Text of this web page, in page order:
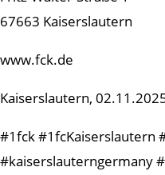
67663 Kaiserslautern
www.fck.de
Kaiserslautern,
#1fck #1fcKaiserslautern
#kaiserslauterngermany